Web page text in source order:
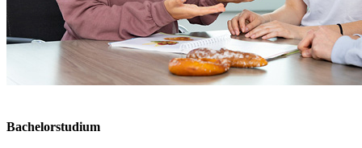
Bachelorstudium